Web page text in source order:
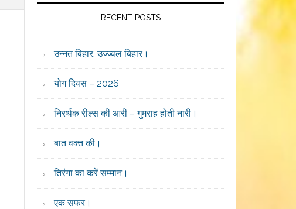
RECENT POSTS
उन्नत बिहार, उज्ज्वल बिहार।
योग दिवस – 2026
निरर्थक रील्स की आरी – गुमराह होती नारी।
बात वक्त की।
तिरंगा का करें सम्मान।
एक सफर।